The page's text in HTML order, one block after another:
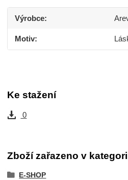
Výrobce
Motiv
Ke stažení
0
Zboží zařazeno v
E-SHOP